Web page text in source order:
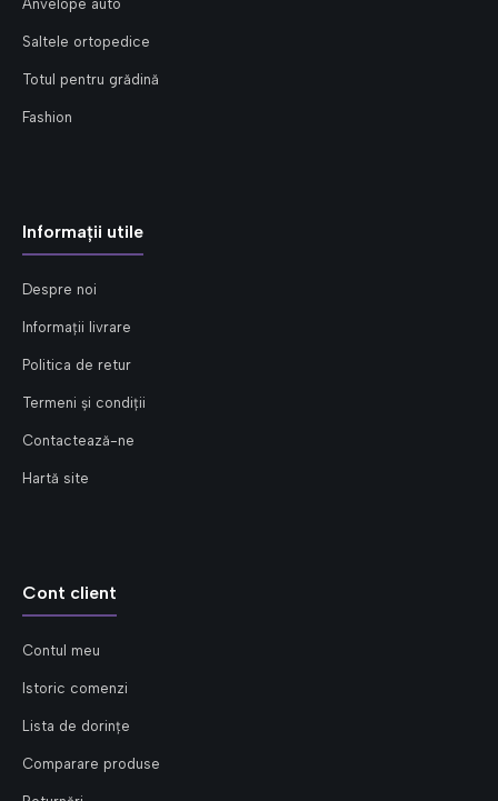
Anvelope auto
Saltele ortopedice
Totul pentru grădină
Fashion
Informații utile
Despre noi
Informații livrare
Politica de retur
Termeni și condiții
Contactează-ne
Hartă site
Cont client
Contul meu
Istoric comenzi
Lista de dorințe
Comparare produse